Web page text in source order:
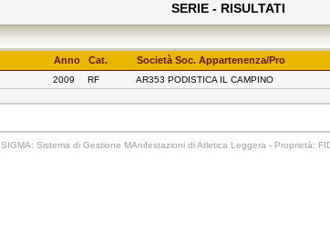
SERIE - RISULTATI
Anno Cat. Società Soc. Appartenenza/Pro
2009 RF AR353 PODISTICA IL CAMPINO
SIGMA: Sistema di Gestione MAnifestazioni di Atletica Leggera - Proprietà: